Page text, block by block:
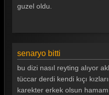
guzel oldu.
senaryo bitti
bu dizi nasıl reyting alıyor
tüccar derdi kendi kıçı
karekter erkek olsun